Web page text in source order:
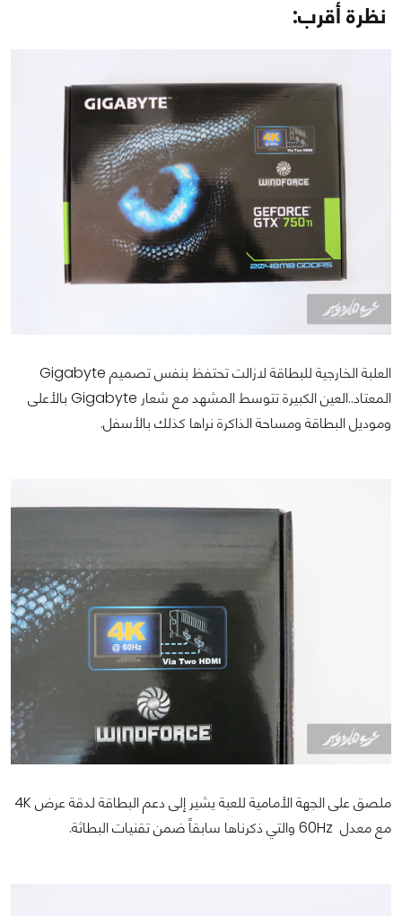
نظرة أقرب:
العلبة الخارجية للبطاقة لازالت تحتفظ بنفس تصميم Gigabyte
المعتاد..العين الكبيرة تتوسط المشهد مع شعار Gigabyte بالأعلى
وموديل البطاقة ومساحة الذاكرة نراها كذلك بالأسفل.
ملصق على الجهة الأمامية للعبة يشير إلى دعم البطاقة لدقة عرض 4K
مع معدل 60Hz والتي ذكرناها سابقاً ضمن تقنيات البطاثة.